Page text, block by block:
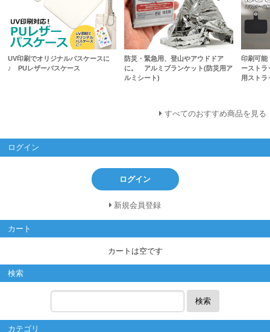
UV印刷でオリジナルパスケースに
♪ PUレザーパスケース
防災・緊急用、登山やアウドドア
に。 アルミブランケット(防災用ア
ルミシート)
印刷可能
ースト
用スト
すべてのおすすめ商品を見る
ログイン
ログイン
新規会員登録
カート
カートは空です
検索
検索
カテゴリ